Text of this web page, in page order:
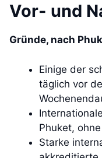
Vor- und
Gründe, nach
Einige der
täglich vor
Phuket,
Starke